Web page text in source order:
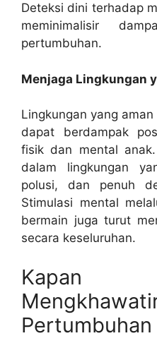
Deteksi dini terhadap
meminimalisir
pertumbuhan.
Menjaga Lingkungan
Lingkungan yang
dapat berdampak
fisik dan mental
dalam lingkungan
polusi, dan penuh
Stimulasi mental
bermain juga turut
secara keseluruhan.
Pertumbuhan